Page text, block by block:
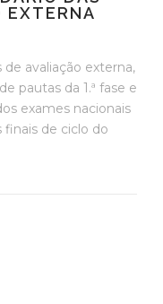
EXTERNA
avaliação externa,
pautas da 1.ª fase e
exames nacionais
finais de ciclo do